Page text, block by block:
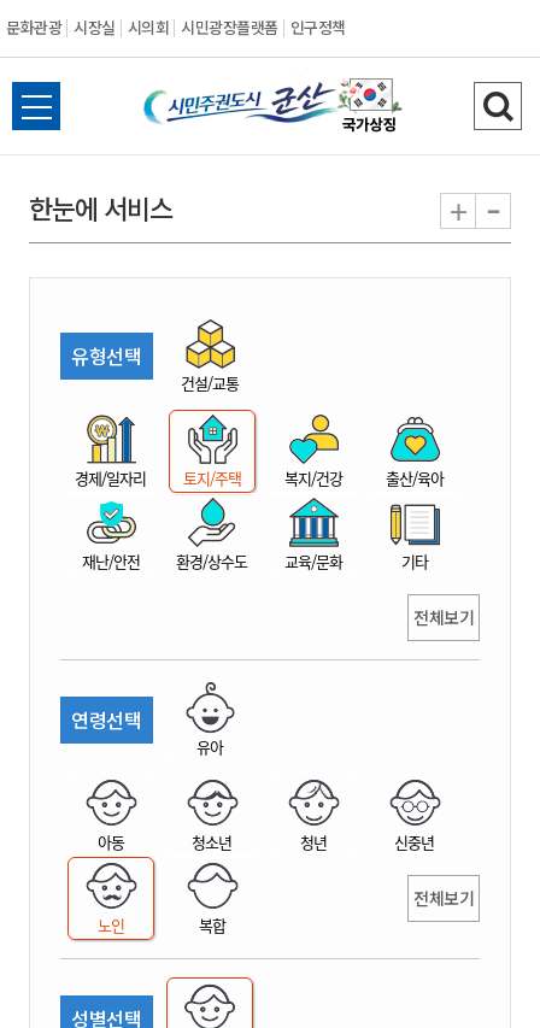
문화관광 시장실 시의회 시민광장플랫폼 인구정책
시
민
권
시
산
전
체
뉴
열
검
색
기
한눈에 서비스 + -
유형선택
건설/교통
경제/일자리 토지/주택 복지/건강 출산/육아
재난/안전 환경/상수도 교육/문화 기타
전체보기
연령선택
유아
아동 청소년 청년 신중년
노인 복합
전체보기
성별선택